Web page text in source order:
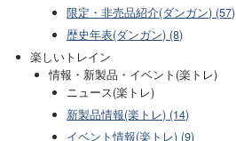
限定・非売品紹介(ダンガン) (57)
歴史年表(ダンガン) (8)
楽しいトレイン
情報・新製品・イベント(楽トレ)
ニュース(楽トレ)
新製品情報(楽トレ) (14)
イベント情報(楽トレ) (9)